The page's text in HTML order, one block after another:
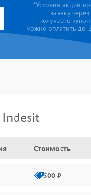
*Условия акции
заявку
получаете
можно оплатить до
Стоимость
500 ₽